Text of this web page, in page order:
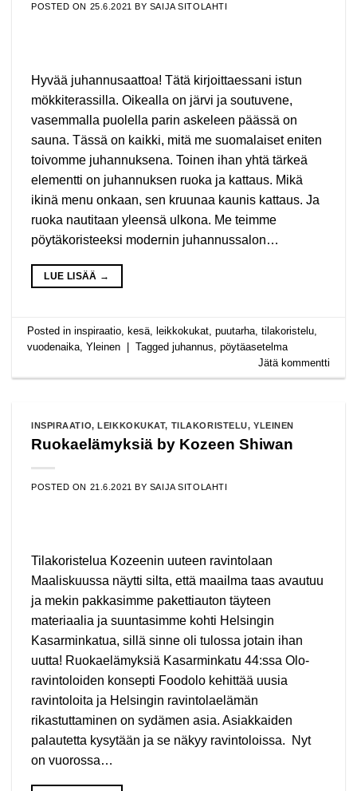
POSTED ON 25.6.2021 BY SAIJA SITOLAHTI
Hyvää juhannusaattoa! Tätä kirjoittaessani istun
mökkiterassilla. Oikealla on järvi ja soutuvene,
vasemmalla puolella parin askeleen päässä on
sauna. Tässä on kaikki, mitä me suomalaiset eniten
toivomme juhannuksena. Toinen ihan yhtä tärkeä
elementti on juhannuksen ruoka ja kattaus. Mikä
ikinä menu onkaan, sen kruunaa kaunis kattaus. Ja
ruoka nautitaan yleensä ulkona. Me teimme
pöytäkoristeeksi modernin juhannussalon…
LUE LISÄÄ →
Posted ininspiraatio ,kesä ,leikkokukat ,puutarha ,tilakoristelu
vuodenaika ,Yleinen | Taggedjuhannus ,pöytäasetelma
Jätä kommentti
INSPIRAATIO,LEIKKOKUKAT, TILAKORISTELU, YLEINEN
Ruokaelämyksiä by Kozeen Shiwan
POSTED ON 21.6.2021 BY SAIJA SITOLAHTI
Tilakoristelua Kozeenin uuteen ravintolaan
Maaliskuussa näytti silta, että maailma taas avautuu
ja mekin pakkasimme pakettiauton täyteen
materiaalia ja suuntasimme kohti Helsingin
Kasarminkatua, sillä sinne oli tulossa jotain ihan
uutta! Ruokaelämyksiä Kasarminkatu 44:ssa Olo-
ravintoloiden konsepti Foodolo kehittää uusia
ravintoloita ja Helsingin ravintolaelämän
rikastuttaminen on sydämen asia. Asiakkaiden
palautetta kysytään ja se näkyy ravintoloissa. Nyt
on vuorossa…